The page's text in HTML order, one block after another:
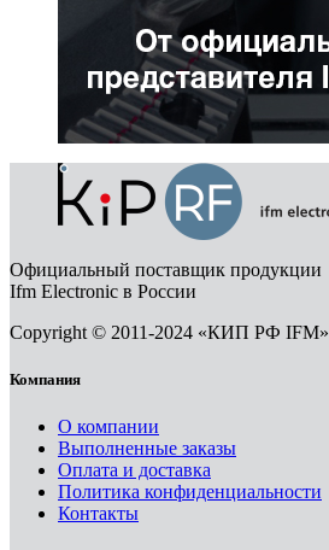
Официальный поставщик продукции
Ifm Electronic в России
Copyright © 2011-2024 «КИП РФ IFM»
Компания
О компании
Выполненные заказы
Оплата и доставка
Политика конфиденциальности
Контакты